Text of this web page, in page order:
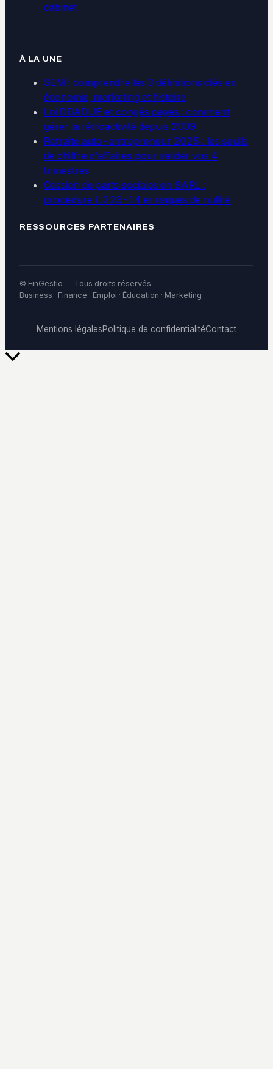
cabinet
À LA UNE
SEM : comprendre les 3 définitions clés en
économie, marketing et histoire
Loi DDADUE et congés payés : comment
gérer la rétroactivité depuis 2009
Retraite auto-entrepreneur 2025 : les seuils
de chiffre d'affaires pour valider vos 4
trimestres
Cession de parts sociales en SARL :
procédure L.223-14 et risques de nullité
RESSOURCES PARTENAIRES
© FinGestio — Tous droits réservés
Business · Finance · Emploi · Éducation · Marketing
Mentions légalesPolitique de confidentialitéContact